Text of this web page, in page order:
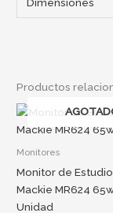
Productos
Monitores
Monitor de
Mackie MR624
Unidad